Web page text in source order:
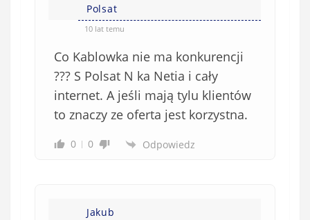
Polsat
10 lat temu
Co Kablowka nie ma konkurencji
??? S Polsat N ka Netia i cały
internet. A jeśli mają tylu klientów
to znaczy ze oferta jest korzystna.
0 0 Odpowiedz
Jakub